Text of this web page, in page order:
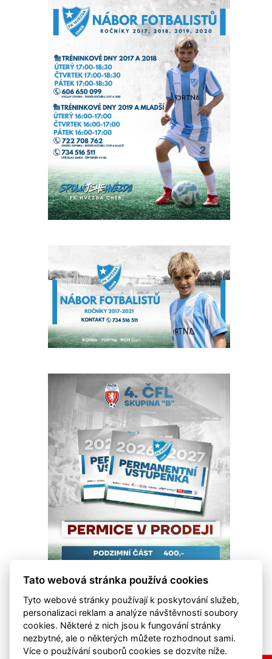
Tato webová stránka používá cookies
Tyto webové stránky používají k poskytování služeb,
personalizaci reklam a analýze návštěvnosti soubory
cookies. Některé z nich jsou k fungování stránky
nezbytné, ale o některých můžete rozhodnout sami.
Více o používání souborů cookies se dozvíte níže.